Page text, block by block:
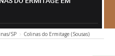
SP Colinas do Ermitage (Sousas)